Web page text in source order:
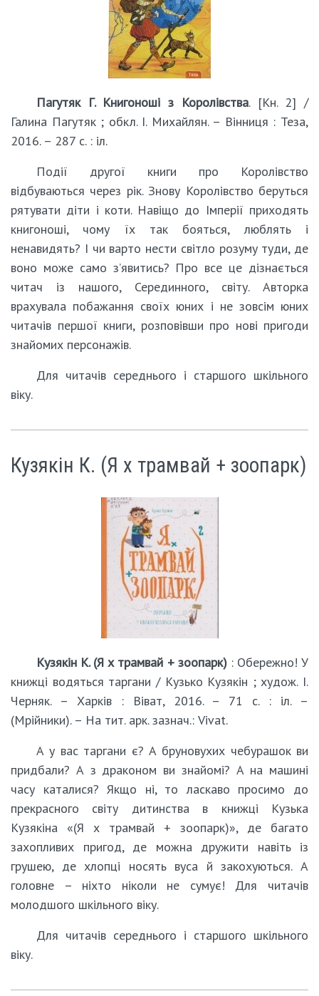
Пагутяк Г. Книгоноші з Королівства. [Кн. 2] /
Галина Пагутяк ; обкл. І. Михайлян. – Вінниця : Теза,
2016. – 287 с. : іл.
Події другої книги про Королівство
відбуваються через рік. Знову Королівство беруться
рятувати діти і коти. Навіщо до Імперії приходять
книгоноші, чому їх так бояться, люблять і
ненавидять? І чи варто нести світло розуму туди, де
воно може само з’явитись? Про все це дізнається
читач із нашого, Серединного, світу. Авторка
врахувала побажання своїх юних і не зовсім юних
читачів першої книги, розповівши про нові пригоди
знайомих персонажів.
Для читачів середнього і старшого шкільного
віку.
Кузякін К. (Я х трамвай + зоопарк)
Кузякін К. (Я х трамвай + зоопарк): Обережно! У
книжці водяться таргани / Кузько Кузякін ; худож. І.
Черняк. – Харків : Віват, 2016. – 71 с. : іл. –
(Мрійники). – На тит. арк. зазнач.: Vivat.
А у вас таргани є? А бруновухих чебурашок ви
придбали? А з драконом ви знайомі? А на машині
часу каталися? Якщо ні, то ласкаво просимо до
прекрасного світу дитинства в книжці Кузька
Кузякіна «(Я х трамвай + зоопарк)», де багато
захопливих пригод, де можна дружити навіть із
грушею, де хлопці носять вуса й закохуються. А
головне – ніхто ніколи не сумує! Для читачів
молодшого шкільного віку.
Для читачів середнього і старшого шкільного
віку.